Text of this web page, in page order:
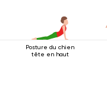
Posture du chien
tête en haut